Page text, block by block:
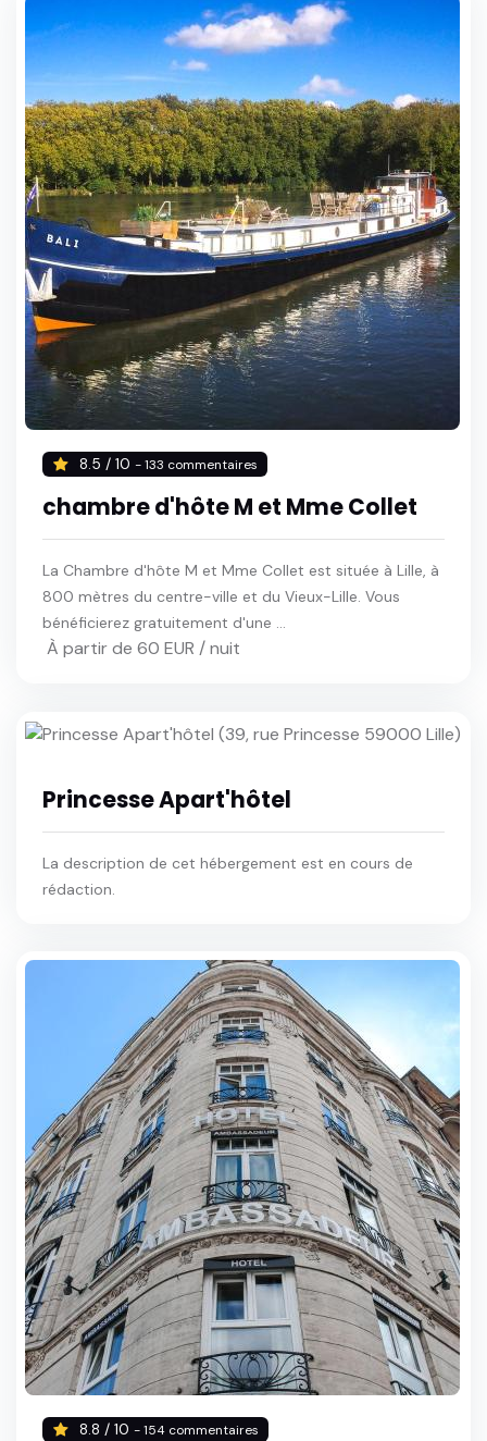
8.5 / 10 - 133 commentaires
chambre d'hôte M et Mme Collet
La Chambre d'hôte M et Mme Collet est située à Lille, à
800 mètres du centre-ville et du Vieux-Lille. Vous
bénéficierez gratuitement d'une ...
À partir de 60 EUR / nuit
Princesse Apart'hôtel
La description de cet hébergement est en cours de
rédaction.
8.8 / 10 - 154 commentaires